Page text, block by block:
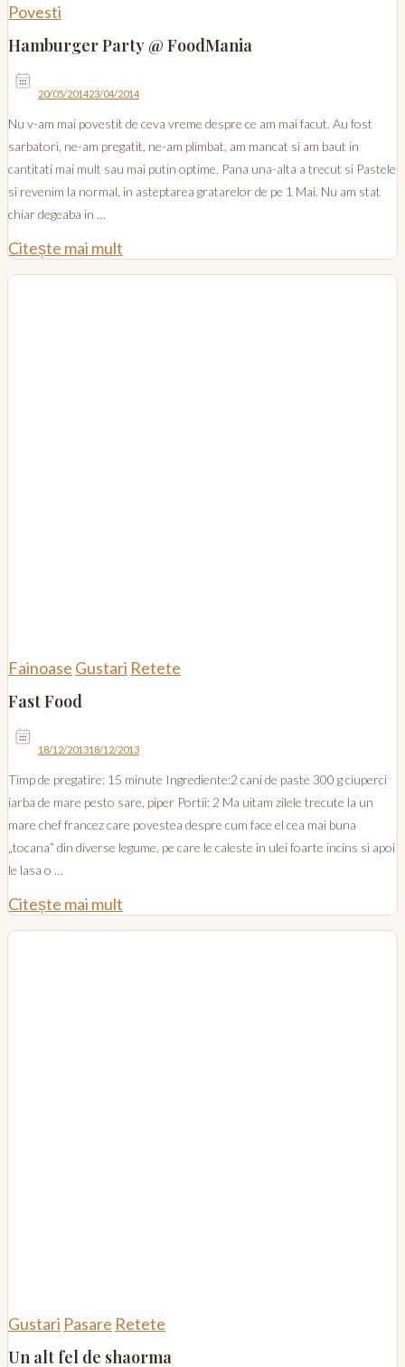
Povesti
Hamburger Party @ FoodMania
20/05/201423/04/2014
Nu v-am mai povestit de ceva vreme despre ce am mai facut. Au fost
sarbatori, ne-am pregatit, ne-am plimbat, am mancat si am baut in
cantitati mai mult sau mai putin optime. Pana una-alta a trecut si Pastele
si revenim la normal, in asteptarea gratarelor de pe 1 Mai. Nu am stat
chiar degeaba in …
Citește mai mult
Fainoase Gustari Retete
Fast Food
18/12/201318/12/2013
Timp de pregatire: 15 minute Ingrediente:2 cani de paste 300 g ciuperci
iarba de mare pesto sare, piper Portii: 2 Ma uitam zilele trecute la un
mare chef francez care povestea despre cum face el cea mai buna
„tocana” din diverse legume, pe care le caleste in ulei foarte incins si apoi
le lasa o …
Citește mai mult
Gustari Pasare Retete
Un alt fel de shaorma